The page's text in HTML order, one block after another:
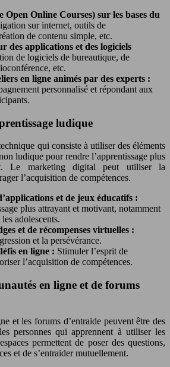
Open Online Courses) sur les bases du
sur internet, outils de
de contenu simple, etc.
des applications et des logiciels
de logiciels de bureautique, de
etc.
en ligne animés par des experts :
personnalisé et répondant aux
ludique
qui consiste à utiliser des éléments
ludique pour rendre l’apprentissage plus
Le marketing digital peut utiliser la
l’acquisition de compétences.
et de jeux éducatifs :
plus attrayant et motivant, notamment
adolescents.
et de récompenses virtuelles :
et la persévérance.
en ligne : Stimuler l’esprit de
l’acquisition de compétences.
en ligne et de forums
et les forums d’entraide peuvent être des
personnes qui apprennent à utiliser les
permettent de poser des questions,
et de s’entraider mutuellement.